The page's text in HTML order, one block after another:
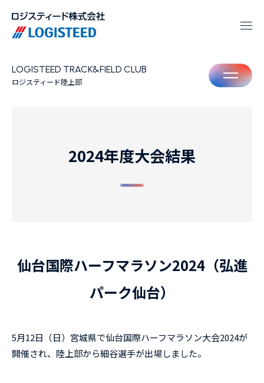
LOGISTEED TRACK&FIELD CLUB
ロジスティード陸上部
2024年度大会結果
仙台国際ハーフマラソン2024（弘進
パーク仙台）
5月12日（日）宮城県で仙台国際ハーフマラソン大会2024が
開催され、陸上部から細谷選手が出場しました。